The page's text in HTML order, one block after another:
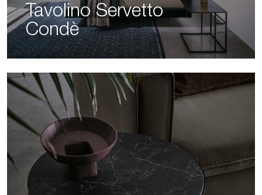
Tavolino Servetto
Condè